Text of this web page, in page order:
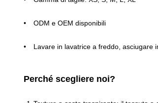
ODM e OEM disponibili
Lavare in lavatrice a freddo, asciugare
Perché scegliere noi?